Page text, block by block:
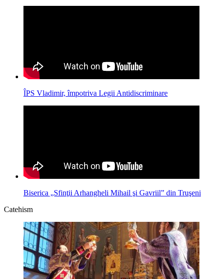
ÎPS Vladimir, împotriva Legii Antidiscriminare
Biserica „Sfinţii Arhangheli Mihail şi Gavriil” din Truşeni
Catehism